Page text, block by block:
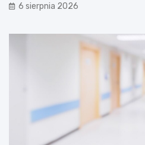
6 sierpnia 2026